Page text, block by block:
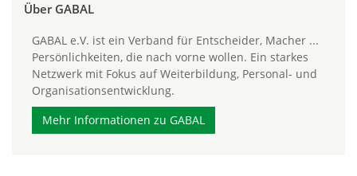
Über GABAL
GABAL e.V. ist ein Verband für Entscheider, Macher ...
Persönlichkeiten, die nach vorne wollen. Ein starkes
Netzwerk mit Fokus auf Weiterbildung, Personal- und
Organisationsentwicklung.
Mehr Informationen zu GABAL